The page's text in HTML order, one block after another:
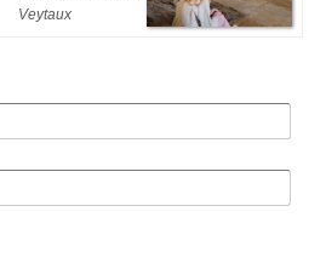
Veytaux